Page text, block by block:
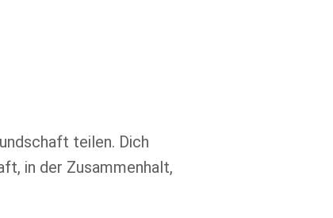
teilen. Dich
in der Zusammenhalt,